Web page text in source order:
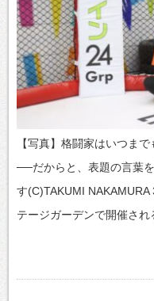
【写真】格闘家はいつま
──だからと、表題の言葉
す(C)TAKUMI
テージガーデンで開催され